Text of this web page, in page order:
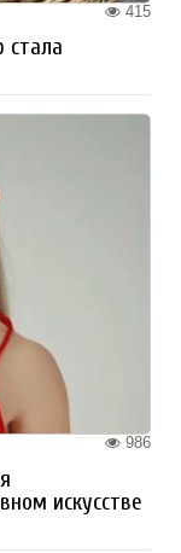
415
стала
986
искусстве